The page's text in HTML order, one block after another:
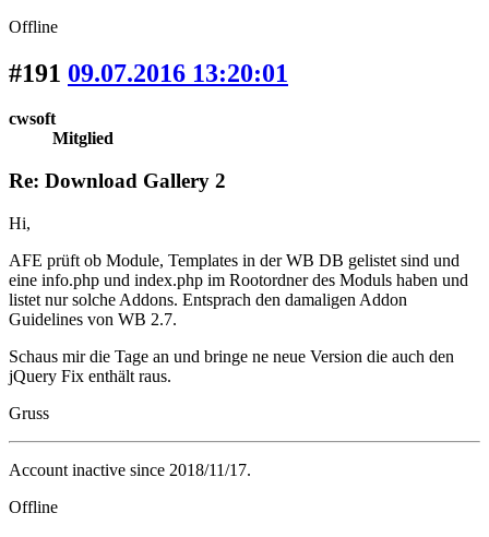
Offline
#191 09.07.2016 13:20:01
cwsoft
Mitglied
Re: Download Gallery 2
Hi,
AFE prüft ob Module, Templates in der WB DB gelistet sind und
eine info.php und index.php im Rootordner des Moduls haben und
listet nur solche Addons. Entsprach den damaligen Addon
Guidelines von WB 2.7.
Schaus mir die Tage an und bringe ne neue Version die auch den
jQuery Fix enthält raus.
Gruss
Account inactive since 2018/11/17.
Offline